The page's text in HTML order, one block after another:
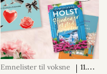
Emnelister til voksne
11.